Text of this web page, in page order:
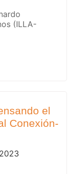
(ILLA-
el
Conexión-